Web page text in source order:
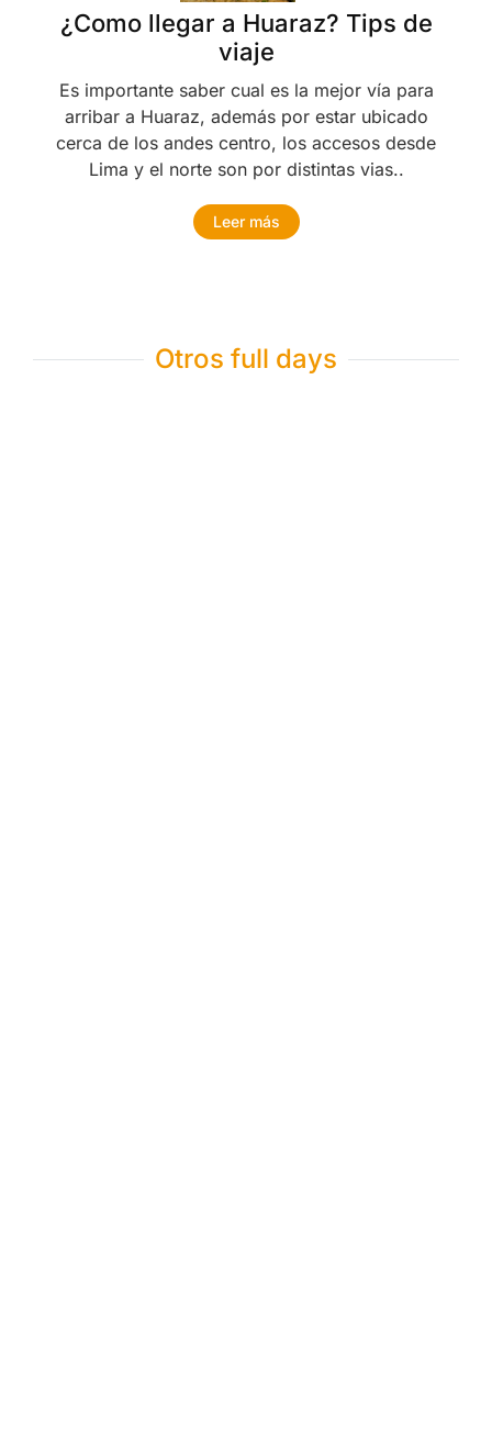
¿Como llegar a Huaraz? Tips de
viaje
Es importante saber cual es la mejor vía para
arribar a Huaraz, además por estar ubicado
cerca de los andes centro, los accesos desde
Lima y el norte son por distintas vias..
Leer más
Otros full days